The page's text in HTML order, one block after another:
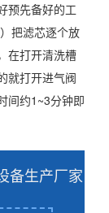
预先备好的工
把滤芯逐个放
在打开清洗槽
就打开进气阀
间约1~3分钟即
备生产厂家